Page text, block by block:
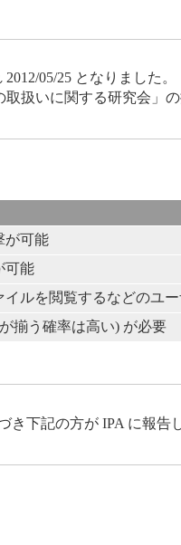
05/25 となりました。
扱いに関する研究会」
が可能
可能
ルを閲覧するなどのユ
揃う確率は高い) が必要
下記の方が IPA に報告